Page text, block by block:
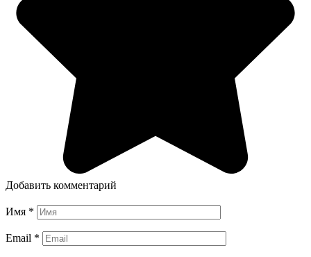
Добавить комментарий
Имя *
Email *